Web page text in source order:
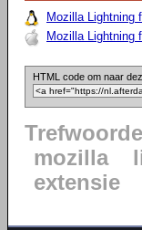
Mozilla Lightning
Mozilla Lightning
HTML code om naar
mozilla
extensie